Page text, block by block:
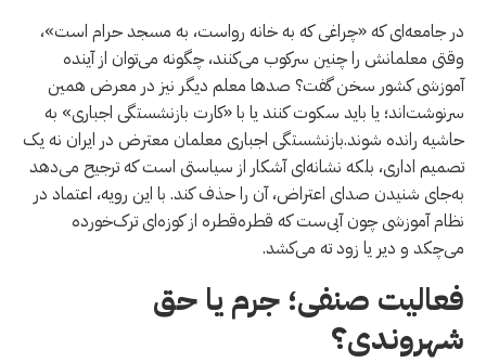
در جامعه‌ای که «چراغی که به خانه رواست، به مسجد حرام است»،
وقتی معلمانش را چنین سرکوب می‌کنند، چگونه می‌توان از آینده
آموزشی کشور سخن گفت؟ صدها معلم دیگر نیز در معرض همین
سرنوشت‌اند؛ یا باید سکوت کنند یا با «کارت بازنشستگی اجباری» به
حاشیه رانده شوند.بازنشستگی اجباری معلمان معترض در ایران نه یک
تصمیم اداری، بلکه نشانه‌ای آشکار از سیاستی است که ترجیح می‌دهد
به‌جای شنیدن صدای اعتراض، آن را حذف کند. با این رویه، اعتماد در
نظام آموزشی چون آبی‌ست که قطره‌قطره از کوزه‌ای ترک‌خورده
می‌چکد و دیر یا زود ته می‌کشد.
فعالیت صنفی؛ جرم یا حق
شهروندی؟